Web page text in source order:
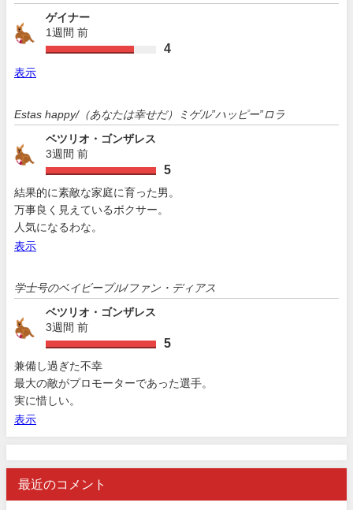
ゲイナー
1週間 前
4
表示
Estas happy/（あなたは幸せだ）ミゲル”ハッピー”ロラ
ベツリオ・ゴンザレス
3週間 前
5
結果的に素敵な家庭に育った男。
万事良く見えているボクサー。
人気になるわな。
表示
学士号のベイビーブル/ファン・ディアス
ベツリオ・ゴンザレス
3週間 前
5
兼備し過ぎた不幸
最大の敵がプロモーターであった選手。
実に惜しい。
表示
最近のコメント